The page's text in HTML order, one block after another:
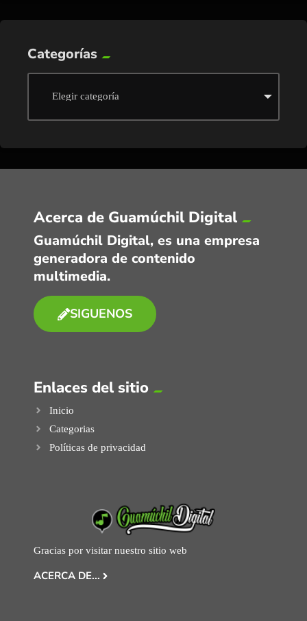
Categorías
Acerca de Guamúchil Digital
Guamúchil Digital, es una empresa
generadora de contenido
multimedia.
SIGUENOS
Enlaces del sitio
Inicio
Categorias
Políticas de privacidad
Gracias por visitar nuestro sitio web
ACERCA DE...